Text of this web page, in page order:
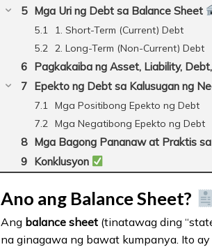
Mga Uri ng Debt sa Balance Sheet
1. Short-Term (Current) Debt
2. Long-Term (Non-Current) Debt
Pagkakaiba ng Asset, Liability,
Epekto ng Debt sa Kalusugan ng
Mga Positibong Epekto ng Debt
Mga Negatibong Epekto ng Debt
Mga Bagong Pananaw at Praktis
Konklusyon
Ano ang Balance Sheet?
Ang balance sheet (tinatawag ding
na ginagawa ng bawat kumpanya. Ito